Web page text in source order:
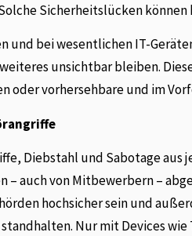
Sicherheitslücken können
und bei wesentlichen IT-
unsichtbar bleiben.
oder vorhersehbare und im
Diebstahl und Sabotage
– auch von Mitbewerbern –
hochsicher sein und
Nur mit Devices wie